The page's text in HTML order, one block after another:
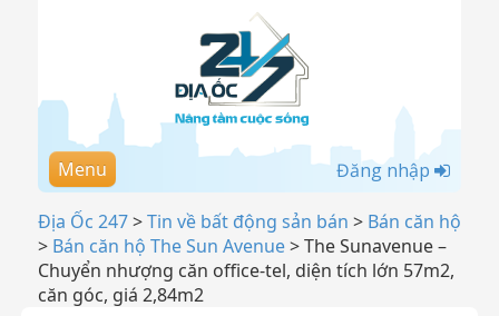
Menu Đăng nhập
Địa Ốc 247>Tin về bất động sản bán > Bán căn hộ
> Bán căn hộ The Sun Avenue>The Sunavenue –
Chuyển nhượng căn office-tel, diện tích lớn 57m2,
căn góc, giá 2,84m2